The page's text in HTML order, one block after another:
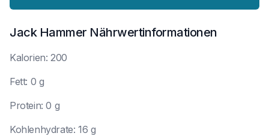
Jack Hammer Nährwertinformationen
Kalorien: 200
Fett: 0 g
Protein: 0 g
Kohlenhydrate: 16 g